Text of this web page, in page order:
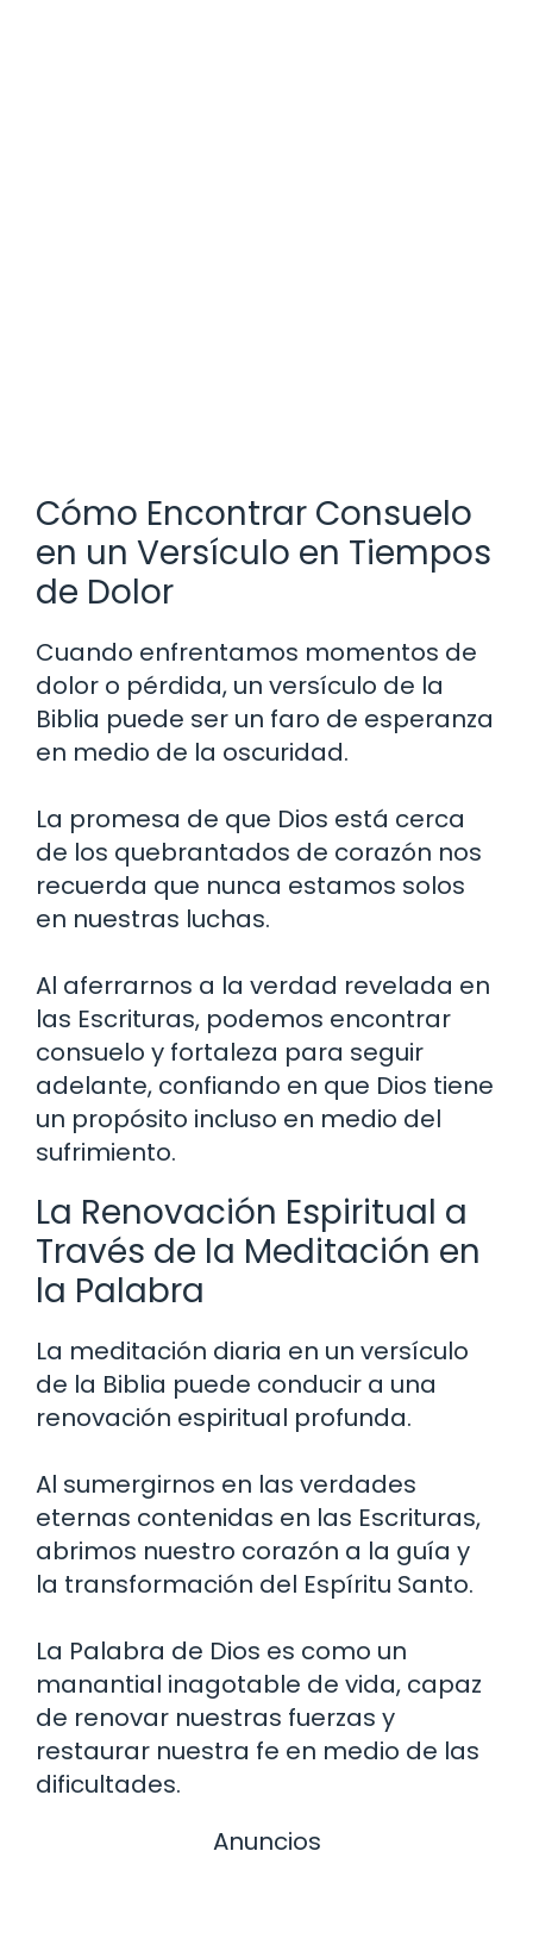
Cómo Encontrar Consuelo
en un Versículo en Tiempos
de Dolor
Cuando enfrentamos momentos de
dolor o pérdida, un versículo de la
Biblia puede ser un faro de esperanza
en medio de la oscuridad.
La promesa de que Dios está cerca
de los quebrantados de corazón nos
recuerda que nunca estamos solos
en nuestras luchas.
Al aferrarnos a la verdad revelada en
las Escrituras, podemos encontrar
consuelo y fortaleza para seguir
adelante, confiando en que Dios tiene
un propósito incluso en medio del
sufrimiento.
La Renovación Espiritual a
Través de la Meditación en
la Palabra
La meditación diaria en un versículo
de la Biblia puede conducir a una
renovación espiritual profunda.
Al sumergirnos en las verdades
eternas contenidas en las Escrituras,
abrimos nuestro corazón a la guía y
la transformación del Espíritu Santo.
La Palabra de Dios es como un
manantial inagotable de vida, capaz
de renovar nuestras fuerzas y
restaurar nuestra fe en medio de las
dificultades.
Anuncios